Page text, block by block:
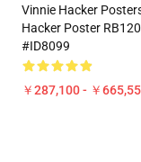
Vinnie Hacker
Hacker Poster
#ID8099
￥287,100 - ￥